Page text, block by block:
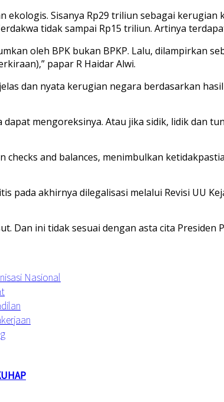
ekologis. Sisanya Rp29 triliun sebagai
tidak sampai Rp15 triliun. Artinya
oleh BPK bukan BPKP. Lalu, dilampirkan
papar R Haidar Alwi.
dan nyata kerugian negara berdasarkan
mengoreksinya. Atau jika sidik, lidik dan
and balances, menimbulkan
pada akhirnya dilegalisasi melalui Revisi UU
Dan ini tidak sesuai dengan asta cita
Nasional